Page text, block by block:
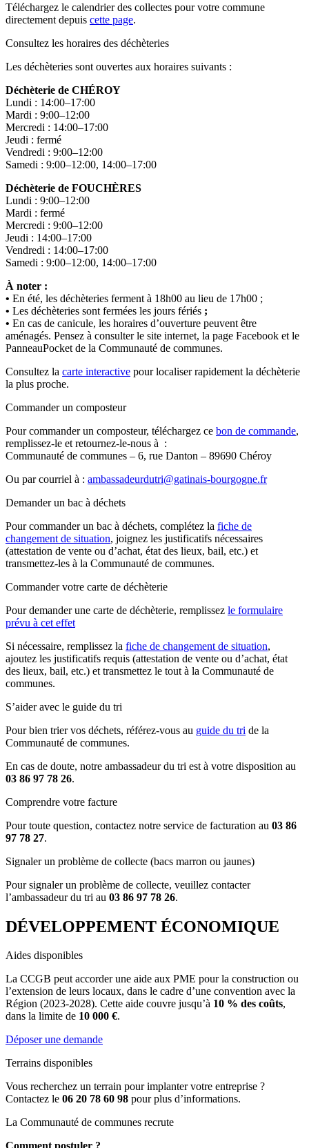
Téléchargez le calendrier des collectes pour votre commune
directement depuis cette page.
Consultez les horaires des déchèteries
Les déchèteries sont ouvertes aux horaires suivants :
Déchèterie de CHÉROY
Lundi : 14:00–17:00
Mardi : 9:00–12:00
Mercredi : 14:00–17:00
Jeudi : fermé
Vendredi : 9:00–12:00
Samedi : 9:00–12:00, 14:00–17:00
Déchèterie de FOUCHÈRES
Lundi : 9:00–12:00
Mardi : fermé
Mercredi : 9:00–12:00
Jeudi : 14:00–17:00
Vendredi : 14:00–17:00
Samedi : 9:00–12:00, 14:00–17:00
À noter :
• En été, les déchèteries ferment à 18h00 au lieu de 17h00 ;
• Les déchèteries sont fermées les jours fériés ;
• En cas de canicule, les horaires d’ouverture peuvent être
aménagés. Pensez à consulter le site internet, la page Facebook et le
PanneauPocket de la Communauté de communes.
Consultez la carte interactive pour localiser rapidement la déchèterie
la plus proche.
Commander un composteur
Pour commander un composteur, téléchargez ce bon de commande,
remplissez-le et retournez-le-nous à :
Communauté de communes – 6, rue Danton – 89690 Chéroy
Ou par courriel à : ambassadeurdutri@gatinais-bourgogne.fr
Demander un bac à déchets
Pour commander un bac à déchets, complétez la fiche de
changement de situation, joignez les justificatifs nécessaires
(attestation de vente ou d’achat, état des lieux, bail, etc.) et
transmettez-les à la Communauté de communes.
Commander votre carte de déchèterie
Pour demander une carte de déchèterie, remplissez le formulaire
prévu à cet effet
Si nécessaire, remplissez la fiche de changement de situation,
ajoutez les justificatifs requis (attestation de vente ou d’achat, état
des lieux, bail, etc.) et transmettez le tout à la Communauté de
communes.
S’aider avec le guide du tri
Pour bien trier vos déchets, référez-vous au guide du tri de la
Communauté de communes.
En cas de doute, notre ambassadeur du tri est à votre disposition au
03 86 97 78 26.
Comprendre votre facture
Pour toute question, contactez notre service de facturation au 03 86
97 78 27.
Signaler un problème de collecte (bacs marron ou jaunes)
Pour signaler un problème de collecte, veuillez contacter
l’ambassadeur du tri au 03 86 97 78 26.
DÉVELOPPEMENT ÉCONOMIQUE
Aides disponibles
La CCGB peut accorder une aide aux PME pour la construction ou
l’extension de leurs locaux, dans le cadre d’une convention avec la
Région (2023-2028). Cette aide couvre jusqu’à 10 % des coûts,
dans la limite de 10 000 €.
Déposer une demande
Terrains disponibles
Vous recherchez un terrain pour implanter votre entreprise ?
Contactez le 06 20 78 60 98 pour plus d’informations.
La Communauté de communes recrute